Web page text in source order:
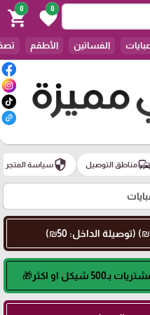
0
favorite
0
shopping_cart
الفساتين الأطقم
commuteمناطق التوصيل securityسياسة المتجر
او اكثر🎁